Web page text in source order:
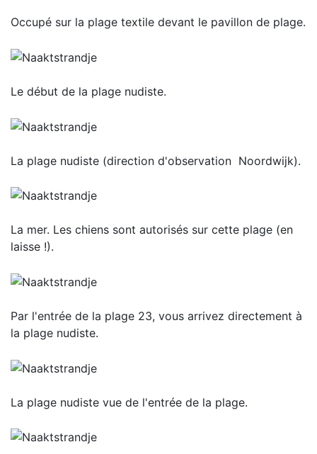
Occupé sur la plage textile devant le pavillon de plage.
Le début de la plage nudiste.
La plage nudiste (direction d'observation Noordwijk).
La mer. Les chiens sont autorisés sur cette plage (en
laisse !).
Par l'entrée de la plage 23, vous arrivez directement à
la plage nudiste.
La plage nudiste vue de l'entrée de la plage.